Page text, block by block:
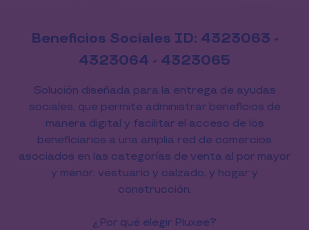
Beneficios Sociales ID: 4323063 -
4323064 - 4323065
Solución diseñada para la entrega de ayudas
sociales, que permite administrar beneficios de
manera digital y facilitar el acceso de los
beneficiarios a una amplia red de comercios
asociados en las categorías de venta al por mayor
y menor, vestuario y calzado, y hogar y
construcción.
¿Por qué elegir Pluxee?